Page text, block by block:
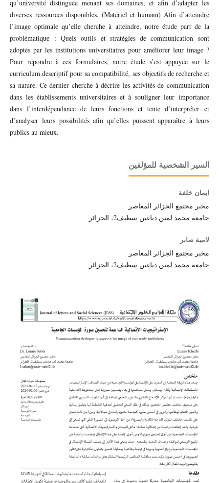
qu’université distinguée menant ses domaines, et afin d’adapter les
diverses ressources disponibles. (Matériel et humain) Afin d’atteindre
l’image optimale qu’elle cherche à atteindre, notre étude part de la
problématique : Quels outils et stratégies de communication sont
adoptés par les institutions universitaires pour améliorer leur image ?
Pour répondre à ces formulaires, notre étude s’est appuyée sur le
curriculum descriptif pour sa compatibilité, ses objectifs de recherche et
sa nature. Ce dernier cherche à décrire les activités de communication
dans les établissements universitaires et à souligner leur importance
dans l’interdépendance de leurs fonctions et tente d’interpréter et
d’analyser leurs possibilités afin qu’elles puissent apparaître à leurs
publics au mieux.
السير الشخصية للمؤلفين
ايمان خلفة
مخبر مجتمع الجزائر المعاصر
جامعة محمد لمين دباغين سطيف2، الجزائر
لامية صابر
مخبر مجتمع الجزائر المعاصر
جامعة محمد لمين دباغين سطيف2، الجزائر